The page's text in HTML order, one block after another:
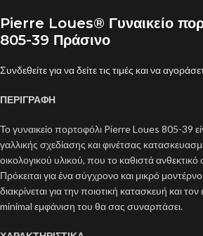
Pierre Loues® Γυναικείο
805-39 Πράσινο
Συνδεθείτε για να δείτε τις τιμές και να
ΠΕΡΙΓΡΑΦΗ
Το γυναικείο πορτοφόλι Pierre Loues 805-39
γαλλικής σχεδίασης και φινέτσας
οικολογικού υλικού, που το καθιστά
Πρόκειται για ένα σύγχρονο και μικρό
διακρίνεται για την ποιοτική κατασκευή και
minimal εμφάνιση του θα σας συναρπάσει.